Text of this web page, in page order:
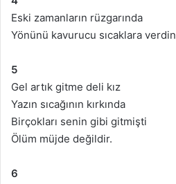
Eski zamanların rüzgarında
Yönünü kavurucu sıcaklara verdin
5
Gel artık gitme deli kız
Yazın sıcağının kırkında
Birçokları senin gibi gitmişti
Ölüm müjde değildir.
6